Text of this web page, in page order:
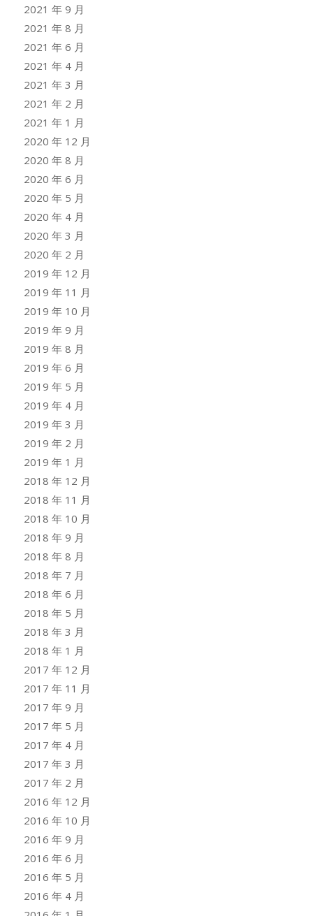
2021 年 9 月
2021 年 8 月
2021 年 6 月
2021 年 4 月
2021 年 3 月
2021 年 2 月
2021 年 1 月
2020 年 12 月
2020 年 8 月
2020 年 6 月
2020 年 5 月
2020 年 4 月
2020 年 3 月
2020 年 2 月
2019 年 12 月
2019 年 11 月
2019 年 10 月
2019 年 9 月
2019 年 8 月
2019 年 6 月
2019 年 5 月
2019 年 4 月
2019 年 3 月
2019 年 2 月
2019 年 1 月
2018 年 12 月
2018 年 11 月
2018 年 10 月
2018 年 9 月
2018 年 8 月
2018 年 7 月
2018 年 6 月
2018 年 5 月
2018 年 3 月
2018 年 1 月
2017 年 12 月
2017 年 11 月
2017 年 9 月
2017 年 5 月
2017 年 4 月
2017 年 3 月
2017 年 2 月
2016 年 12 月
2016 年 10 月
2016 年 9 月
2016 年 6 月
2016 年 5 月
2016 年 4 月